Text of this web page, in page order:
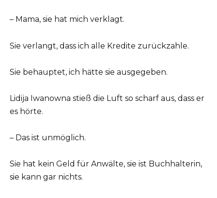
– Mama, sie hat mich verklagt.
Sie verlangt, dass ich alle Kredite zurückzahle.
Sie behauptet, ich hätte sie ausgegeben.
Lidija Iwanowna stieß die Luft so scharf aus, dass er
es hörte.
– Das ist unmöglich.
Sie hat kein Geld für Anwälte, sie ist Buchhalterin,
sie kann gar nichts.